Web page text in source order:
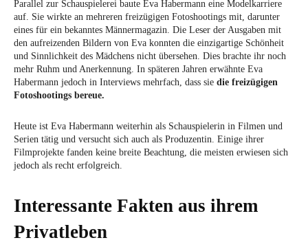
Parallel zur Schauspielerei baute Eva Habermann eine Modelkarriere
auf. Sie wirkte an mehreren freizügigen Fotoshootings mit, darunter
eines für ein bekanntes Männermagazin. Die Leser der Ausgaben mit
den aufreizenden Bildern von Eva konnten die einzigartige Schönheit
und Sinnlichkeit des Mädchens nicht übersehen. Dies brachte ihr noch
mehr Ruhm und Anerkennung. In späteren Jahren erwähnte Eva
Habermann jedoch in Interviews mehrfach, dass sie die freizügigen
Fotoshootings bereue.
Heute ist Eva Habermann weiterhin als Schauspielerin in Filmen und
Serien tätig und versucht sich auch als Produzentin. Einige ihrer
Filmprojekte fanden keine breite Beachtung, die meisten erwiesen sich
jedoch als recht erfolgreich.
Interessante Fakten aus ihrem
Privatleben